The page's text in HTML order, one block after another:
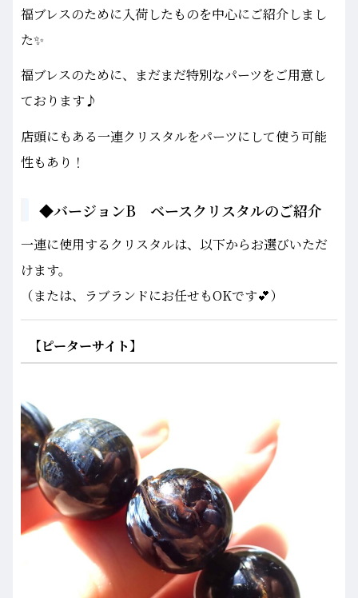
福ブレスのために入荷したものを中心にご紹介しまし
た✨
福ブレスのために、まだまだ特別なパーツをご用意し
ております♪
店頭にもある一連クリスタルをパーツにして使う可能
性もあり！
◆バージョンB ベースクリスタルのご紹介
一連に使用するクリスタルは、以下からお選びいただ
けます。
（または、ラブランドにお任せもOKです💕）
【ピーターサイト】